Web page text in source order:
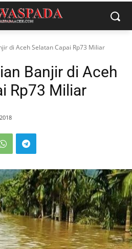
di Aceh Selatan Capai Rp73 Miliar
Banjir di Aceh
Rp73 Miliar